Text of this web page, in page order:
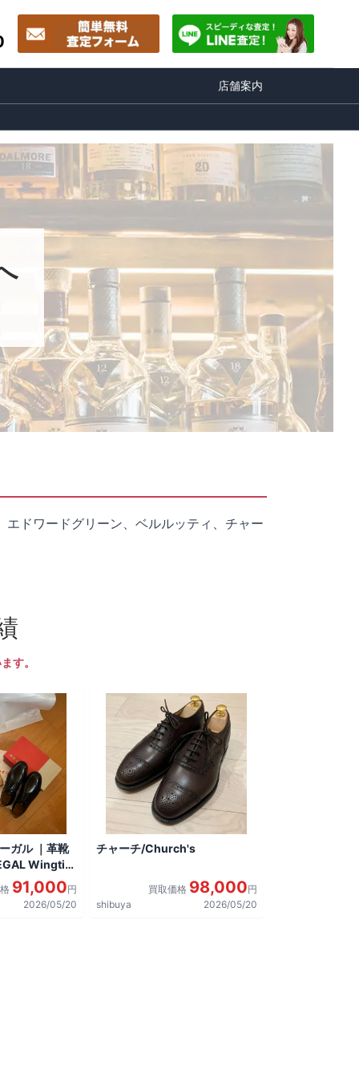
店舗案内
ドワードグリーン、ベルルッティ、チャー
す。
ガル ｜革靴
Wingtip
した。
91,000円
2026/05/20
チャーチ/Church's
買取価格 98,000円
shibuya
2026/05/20